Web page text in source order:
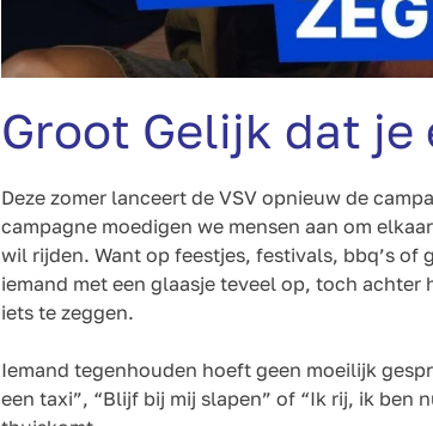
Groot Gelijk dat je
Deze zomer lanceert de VSV opnieuw de
campagne moedigen we mensen aan om
wil rijden. Want op feestjes, festivals, bbq’s
iemand met een glaasje teveel op, toch
iets te zeggen.
Iemand tegenhouden hoeft geen moeilijk
een taxi”, “Blijf bij mij slapen” of “Ik rij, ik ben